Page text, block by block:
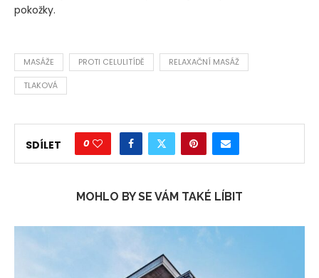
pokožky.
MASÁŽE PROTI CELULITÍDĚ RELAXAČNÍ MASÁŽ
TLAKOVÁ
SDÍLET 0
MOHLO BY SE VÁM TAKÉ LÍBIT